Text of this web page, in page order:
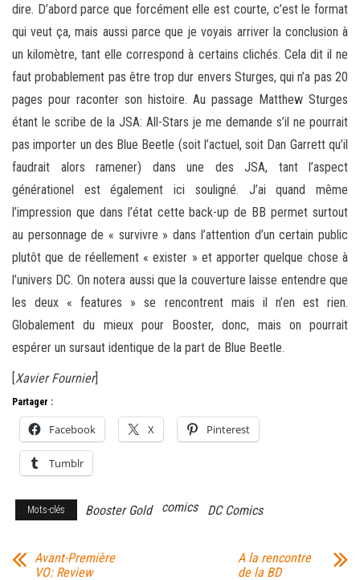
dire. D’abord parce que forcément elle est courte, c’est le format
qui veut ça, mais aussi parce que je voyais arriver la conclusion à
un kilomètre, tant elle correspond à certains clichés. Cela dit il ne
faut probablement pas être trop dur envers Sturges, qui n’a pas 20
pages pour raconter son histoire. Au passage Matthew Sturges
étant le scribe de la JSA: All-Stars je me demande s’il ne pourrait
pas importer un des Blue Beetle (soit l’actuel, soit Dan Garrett qu’il
faudrait alors ramener) dans une des JSA, tant l’aspect
générationel est également ici souligné. J’ai quand même
l’impression que dans l’état cette back-up de BB permet surtout
au personnage de « survivre » dans l’attention d’un certain public
plutôt que de réellement « exister » et apporter quelque chose à
l’univers DC. On notera aussi que la couverture laisse entendre que
les deux « features » se rencontrent mais il n’en est rien.
Globalement du mieux pour Booster, donc, mais on pourrait
espérer un sursaut identique de la part de Blue Beetle.
[Xavier Fournier]
Partager :
Facebook X Pinterest
Tumblr
Mots-clés Booster Gold comics DC Comics
Avant-Première
VO: Review
A la rencontre
de la BD